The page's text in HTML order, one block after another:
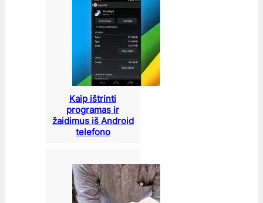
Kaip ištrinti
programas ir
žaidimus iš Android
telefono